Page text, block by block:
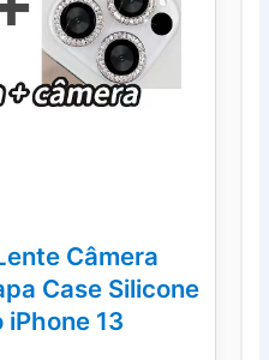
Câmera
Case Silicone
13